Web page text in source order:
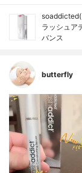
soaddicted(
ラッシュア
バンス
butterfly